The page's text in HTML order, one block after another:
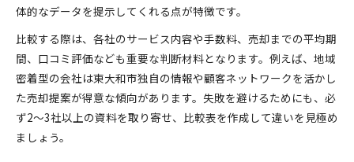
体的なデータを提示してくれる点が特徴です。
比較する際は、各社のサービス内容や手数料、売却までの平均期
間、口コミ評価なども重要な判断材料となります。例えば、地域
密着型の会社は東大和市独自の情報や顧客ネットワークを活かし
た売却提案が得意な傾向があります。失敗を避けるためにも、必
ず2〜3社以上の資料を取り寄せ、比較表を作成して違いを見極め
ましょう。